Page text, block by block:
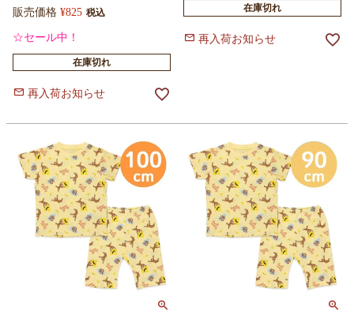
販売価格 ¥825 税込
☆セール中！
在庫切れ
再入荷お知らせ
在庫切れ
再入荷お知らせ